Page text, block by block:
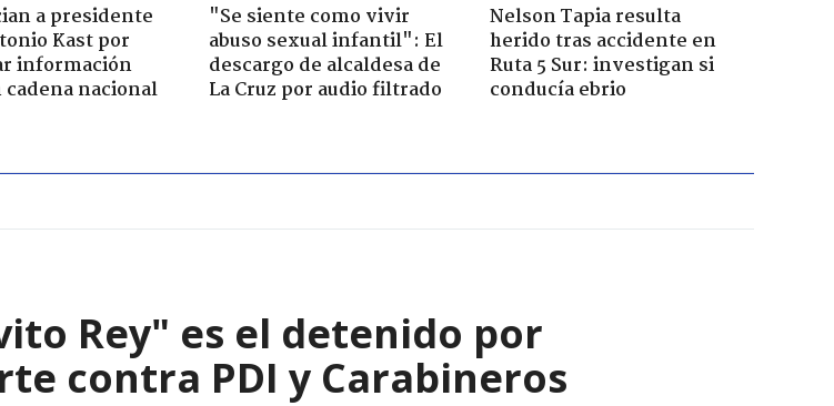
a presidente
Kast por
información
cadena nacional
"Se siente como vivir
abuso sexual infantil": El
descargo de alcaldesa de
La Cruz por audio filtrado
Nelson Tapia resulta
herido tras accidente en
Ruta 5 Sur: investigan si
conducía ebrio
Rey" es el detenido por
contra PDI y Carabineros